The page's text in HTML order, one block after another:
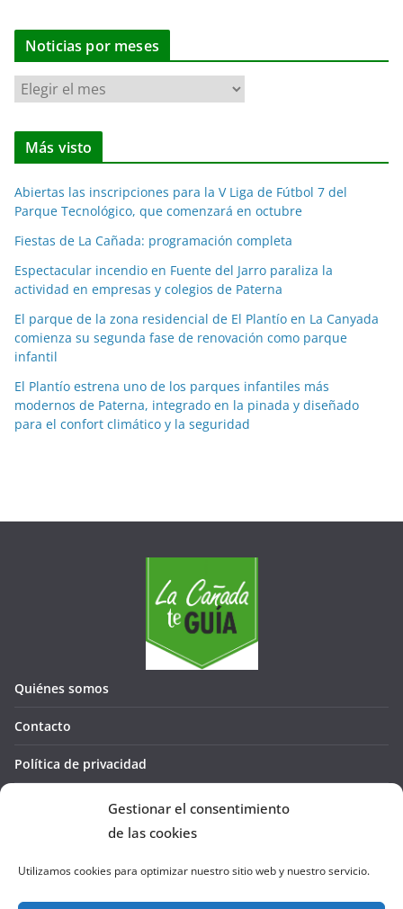
Gestionar el consentimiento
de las cookies
Utilizamos cookies para optimizar nuestro sitio web y nuestro servicio.
Noticias por meses
N
o
t
i
a
s
p
o
r
m
e
s
e
s
Más visto
Abiertas las inscripciones para la V Liga de Fútbol 7 del
Parque Tecnológico, que comenzará en octubre
Fiestas de La Cañada: programación completa
Espectacular incendio en Fuente del Jarro paraliza la
actividad en empresas y colegios de Paterna
El parque de la zona residencial de El Plantío en La Canyada
comienza su segunda fase de renovación como parque
infantil
El Plantío estrena uno de los parques infantiles más
modernos de Paterna, integrado en la pinada y diseñado
para el confort climático y la seguridad
Quiénes somos
Contacto
Política de privacidad
Política de cookies (UE)